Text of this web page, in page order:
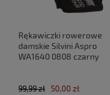
Rękawiczki rowerowe
damskie Silvini Aspro
WA1640 0808 czarny
50,00 zł
99,99 zł